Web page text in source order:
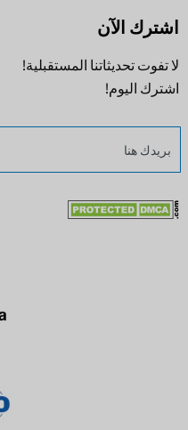
اشترك الآن
لا تفوت تحديثاتنا المستقبلية!
اشترك اليوم!